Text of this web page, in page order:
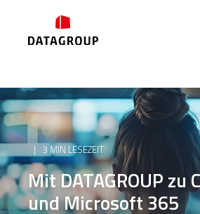
3 MIN LESEZEIT
Mit DATAGROUP zu
und Microsoft 365